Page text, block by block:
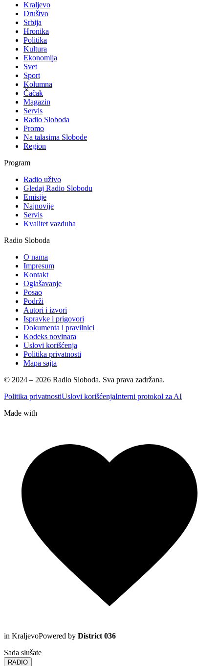
Kraljevo
Društvo
Srbija
Hronika
Politika
Kultura
Ekonomija
Svet
Sport
Kolumna
Čačak
Magazin
Servis
Radio Sloboda
Promo
Na talasima Slobode
Region
Program
Radio uživo
Gledaj Radio Slobodu
Emisije
Najnovije
Servis
Kvalitet vazduha
Radio Sloboda
O nama
Impresum
Kontakt
Oglašavanje
Posao
Podrži
Autori i izvori
Ispravke i prigovori
Dokumenta i pravilnici
Kodeks novinara
Uslovi korišćenja
Politika privatnosti
Mapa sajta
© 2024 – 2026 Radio Sloboda. Sva prava zadržana.
Politika privatnostiUslovi korišćenjaInterni protokol za AI
Made with
in KraljevoPowered by District 036
Sada slušate
RADIO